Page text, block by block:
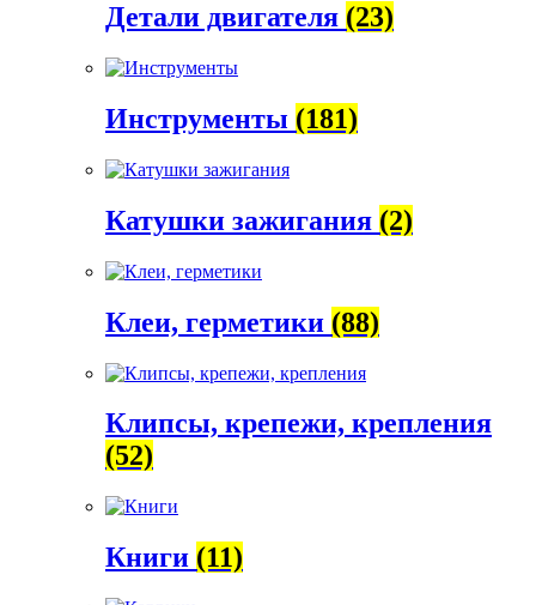
Детали двигателя (23)
Инструменты (181)
Катушки зажигания (2)
Клеи, герметики (88)
Клипсы, крепежи, крепления
(52)
Книги (11)